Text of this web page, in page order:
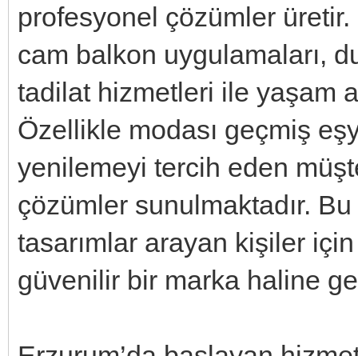
profesyonel çözümler
cam balkon uygulamaları,
tadilat hizmetleri ile yaşam
Özellikle modası geçmiş
yenilemeyi tercih eden
çözümler sunulmaktadır.
tasarımlar arayan kişiler
güvenilir bir marka haline